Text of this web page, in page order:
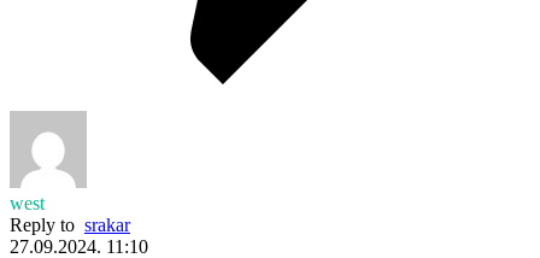
west
Reply to srakar
27.09.2024. 11:10